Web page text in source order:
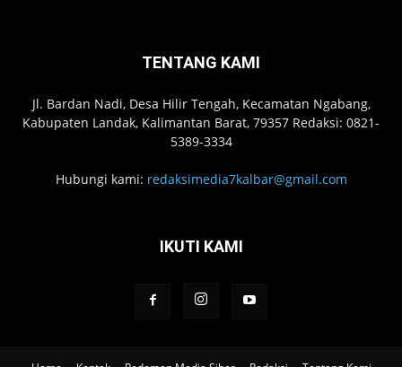
TENTANG KAMI
Jl. Bardan Nadi, Desa Hilir Tengah, Kecamatan Ngabang,
Kabupaten Landak, Kalimantan Barat, 79357 Redaksi: 0821-
5389-3334
Hubungi kami: redaksimedia7kalbar@gmail.com
IKUTI KAMI